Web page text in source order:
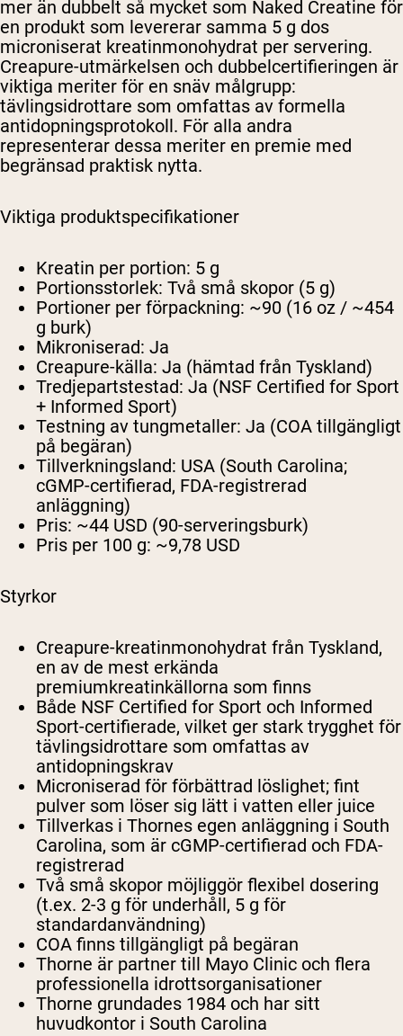
mer än dubbelt så mycket som Naked Creatine för
en produkt som levererar samma 5 g dos
microniserat kreatinmonohydrat per servering.
Creapure-utmärkelsen och dubbelcertifieringen är
viktiga meriter för en snäv målgrupp:
tävlingsidrottare som omfattas av formella
antidopningsprotokoll. För alla andra
representerar dessa meriter en premie med
begränsad praktisk nytta.
Viktiga produktspecifikationer
Kreatin per portion: 5 g
Portionsstorlek: Två små skopor (5 g)
Portioner per förpackning: ~90 (16 oz / ~454
g burk)
Mikroniserad: Ja
Creapure-källa: Ja (hämtad från Tyskland)
Tredjepartstestad: Ja (NSF Certified for Sport
+ Informed Sport)
Testning av tungmetaller: Ja (COA tillgängligt
på begäran)
Tillverkningsland: USA (South Carolina;
cGMP-certifierad, FDA-registrerad
anläggning)
Pris: ~44 USD (90-serveringsburk)
Pris per 100 g: ~9,78 USD
Styrkor
Creapure-kreatinmonohydrat från Tyskland,
en av de mest erkända
premiumkreatinkällorna som finns
Både NSF Certified for Sport och Informed
Sport-certifierade, vilket ger stark trygghet för
tävlingsidrottare som omfattas av
antidopningskrav
Microniserad för förbättrad löslighet; fint
pulver som löser sig lätt i vatten eller juice
Tillverkas i Thornes egen anläggning i South
Carolina, som är cGMP-certifierad och FDA-
registrerad
Två små skopor möjliggör flexibel dosering
(t.ex. 2-3 g för underhåll, 5 g för
standardanvändning)
COA finns tillgängligt på begäran
Thorne är partner till Mayo Clinic och flera
professionella idrottsorganisationer
Thorne grundades 1984 och har sitt
huvudkontor i South Carolina